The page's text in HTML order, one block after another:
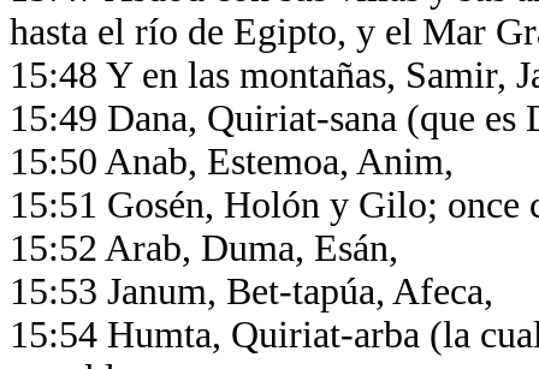
hasta el río de Egipto, y el Mar
15:48 Y en las montañas, Samir,
15:49 Dana, Quiriat-sana (que
15:50 Anab, Estemoa, Anim,
15:51 Gosén, Holón y Gilo; once
15:52 Arab, Duma, Esán,
15:53 Janum, Bet-tapúa, Afeca,
15:54 Humta, Quiriat-arba (la